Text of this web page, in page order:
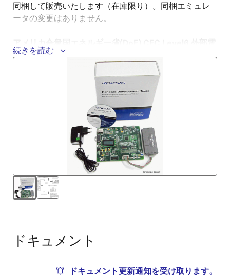
同梱して販売いたします（在庫限り）。同梱エミュレ
ータの変更はありません。
源規制の対象製品についてお知らせ
「アメリカ合衆国エネルギー規制（DOE）CEC LEVEL6
外部電源規制（法令）」に適合しないため、 本製品に
付属の日本国内専用ACモジュール電源を米国へ輸出し
Windows 7(64 ビット版)をご使用のお客様へ
Windows 7（64 ビット版）搭載PCに本製品のインスト
ーラ(バージョン v0301以前)を使用すると、E1エミュレ
ータ用のUSBドライバがインストールされないためE1エ
ミュレータを使用することができません。
お手数ですが、以下の手順に従ってUSBドライバをイン
ストールしてください。
トールを完了してください。
USBドライバV.1.02 Release00以降をダウンロードし
続きを読む
ドキュメント
ドキュメント更新通知を受け取ります。